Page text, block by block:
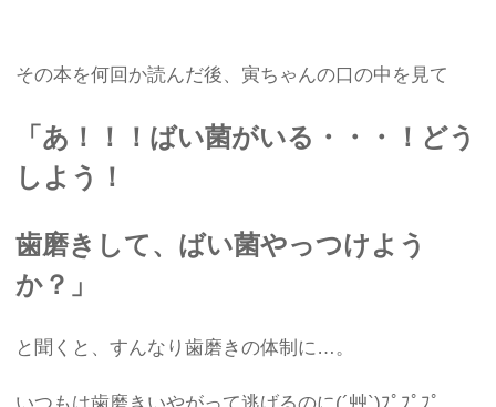
その本を何回か読んだ後、寅ちゃんの口の中を見て
「あ！！！ばい菌がいる・・・！どう
しよう！
歯磨きして、ばい菌やっつけよう
か？」
と聞くと、すんなり歯磨きの体制に…。